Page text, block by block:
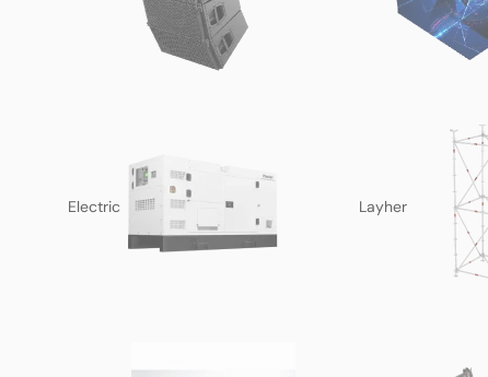
Electric Layher